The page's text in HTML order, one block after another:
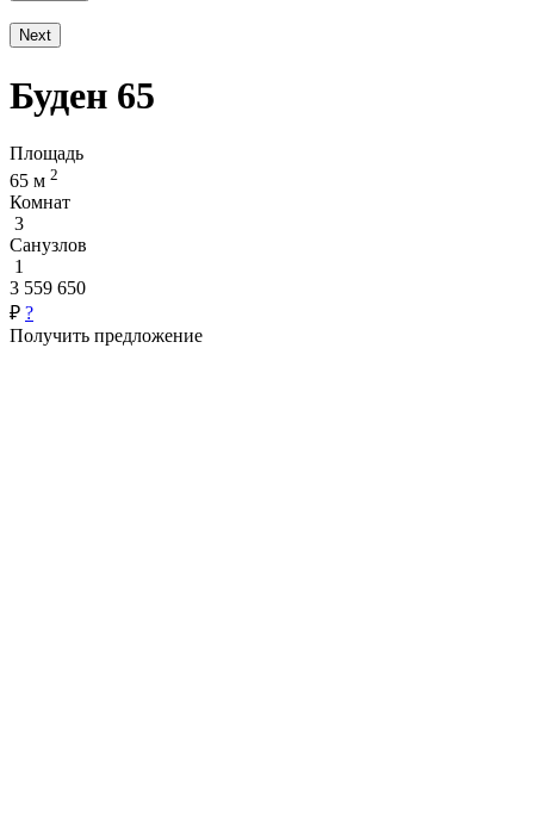
Next
Буден 65
Площадь
65 м 2
Комнат
3
Санузлов
1
3 559 650
₽ ?
Получить предложение